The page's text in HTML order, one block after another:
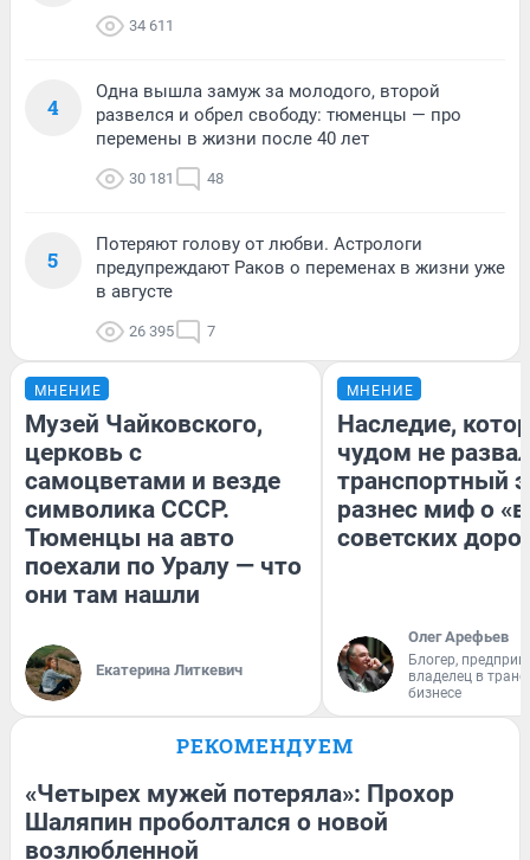
34 611
4
Одна вышла замуж за молодого, второй
развелся и обрел свободу: тюменцы — про
перемены в жизни после 40 лет
30 181 48
5
Потеряют голову от любви. Астрологи
предупреждают Раков о переменах в жизни уже
в августе
26 395 7
МНЕНИЕ
Музей Чайковского,
церковь с
самоцветами и везде
символика СССР.
Тюменцы на авто
поехали по Уралу — что
они там нашли
Екатерина Литкевич
МНЕНИЕ
Наследие,
чудом не
транспортный
разнес миф о
советских
Олег Арефьев
Блогер,
владелец в
бизнесе
РЕКОМЕНДУЕМ
«Четырех мужей потеряла»: Прохор
Шаляпин проболтался о новой
возлюбленной